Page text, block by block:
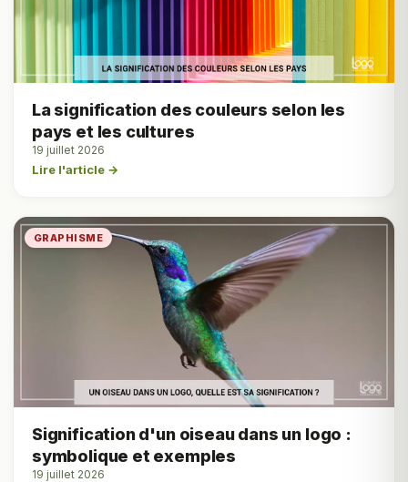
La signification des couleurs selon les
pays et les cultures
19 juillet 2026
Lire l'article →
GRAPHISME
Signification d'un oiseau dans un logo :
symbolique et exemples
19 juillet 2026